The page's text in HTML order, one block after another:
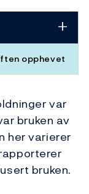
opphevet
var
bruken av
her varierer
bruken.